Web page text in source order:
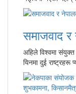
समाजवाद र
अहिले विश्वमा
यिनमा दुई राष्ट्रहरू